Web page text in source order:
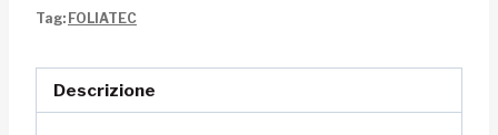
-
Lucido
(3
Tag: FOLIATEC
Descrizione